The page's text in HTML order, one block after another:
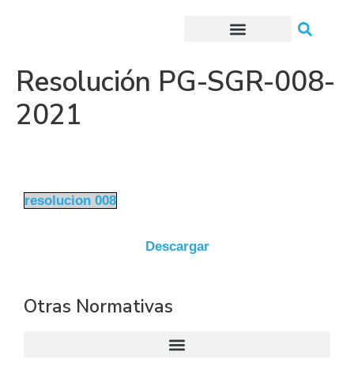
Resolución PG-SGR-008-
2021
resolucion 008
Descargar
Otras Normativas